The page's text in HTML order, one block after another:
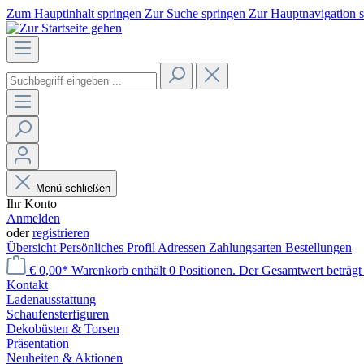
Zum Hauptinhalt springen Zur Suche springen Zur Hauptnavigation
Menü schließen
Ihr Konto
Anmelden
oderregistrieren
Übersicht Persönliches Profil Adressen Zahlungsarten Bestellungen
€ 0,00* Warenkorb enthält 0 Positionen. Der Gesamtwert
Kontakt
Laden­ausstattung
Schaufenster­figuren
Dekobüsten & Torsen
Präsentation
Neuheiten & Aktionen